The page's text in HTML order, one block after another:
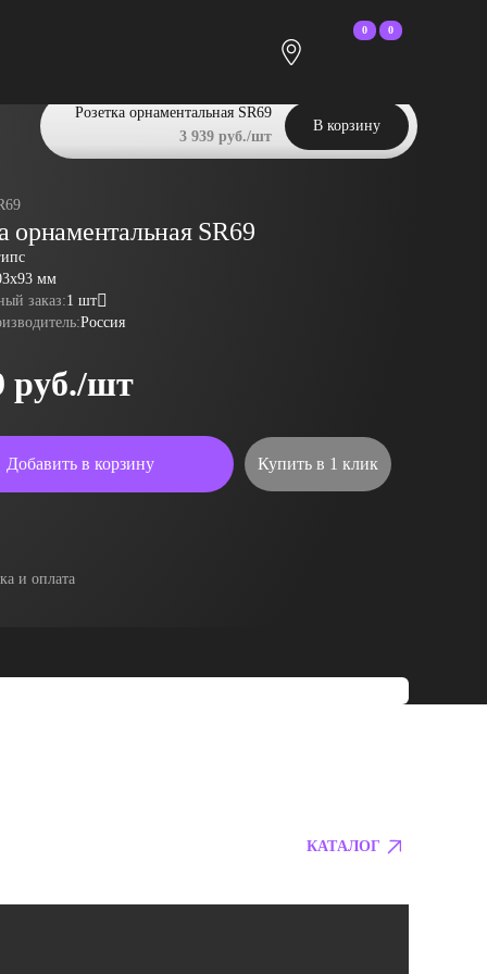
0 0
орнаментальная SR69
мм
заказ:1 шт
Россия
руб./шт
Добавить в корзину Купить в 1 клик
Розетка орнаментальная SR69
3 939 руб./шт
В корзину
и оплата
КАТАЛОГ